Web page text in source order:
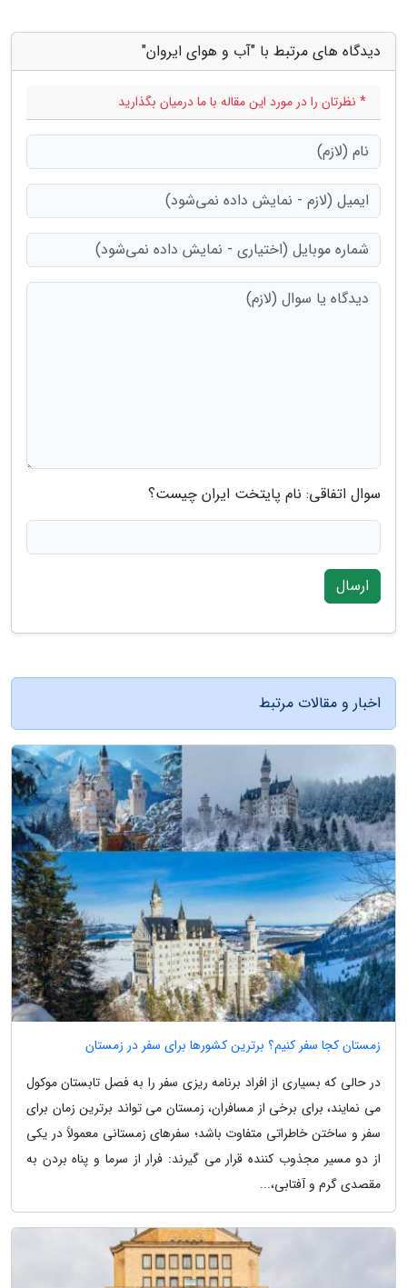
دیدگاه های مرتبط با "آب و هوای ایروان"
* نظرتان را در مورد این مقاله با ما درمیان بگذارید
سوال اتفاقی: نام پایتخت ایران چیست؟
ارسال
اخبار و مقالات مرتبط
زمستان کجا سفر کنیم؟ برترین کشورها برای سفر در زمستان
در حالی که بسیاری از افراد برنامه ریزی سفر را به فصل تابستان موکول
می نمایند، برای برخی از مسافران، زمستان می تواند برترین زمان برای
سفر و ساختن خاطراتی متفاوت باشد؛ سفرهای زمستانی معمولاً در یکی
از دو مسیر مجذوب کننده قرار می گیرند: فرار از سرما و پناه بردن به
مقصدی گرم و آفتابی،...